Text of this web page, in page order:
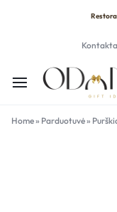
Home» Parduotuvė»